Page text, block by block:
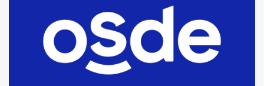
fueron detenidos por
comercialización de drogas en la
tarde del sábado
T.Lauquen: se vendió el edificio de
lo que fue la planta Industrial del